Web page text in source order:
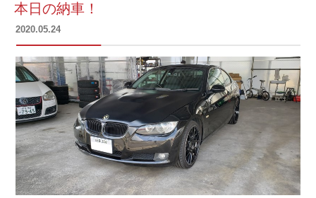
本日の納車！
投
2020.05.24